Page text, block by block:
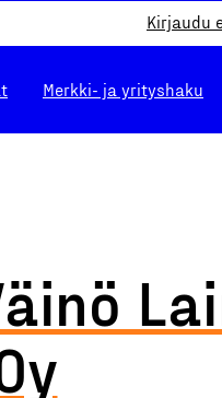
Kirjaudu
Merkki- ja yrityshaku